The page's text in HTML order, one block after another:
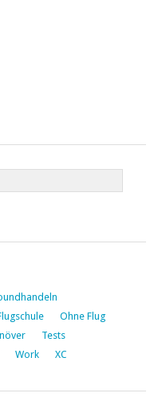
Ohne Flug
Tests
Work XC